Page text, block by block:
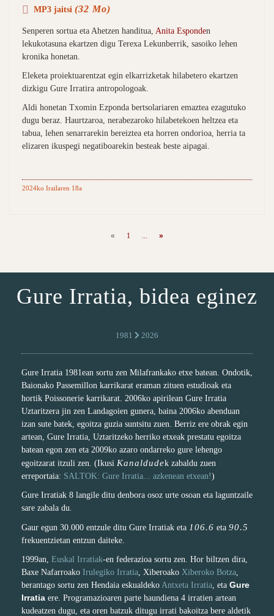
MP3 jaitsi (32 Mo)
Senperen sortua eta Ahetzen handitua, Anita Esponden
lekukotasuna ekartzen digu Terexa Lekunberrik, sasoiko lehen
kronika honetan.
Eleketa proiektuarentzat egin elkarrizketak hilabetero ekartzen
dizkigu Gure Irratira antropologoak.
Aldi honetan Txomin Ezponda bertsolariaren emaztea ezagutuko
dugu beraz. Haurtzaroa, nerabezaroko hilabetekoen heltzea eta
tabua, lehen senarrarekin bereiztea eta horren ondorioa, herria ta
elizaren ikuspegi negatiboarekin besteak beste aipagai.
2024ko Irailaren 18a
« 1 »
Gure Irratia, bidea eginez
1981 2026
Gure Irratia 1981ean sortu zen Milafrankako etxe batean. Ondotik,
Baionako Passemillon karrikarat eraman zituen estudioak eta
hortik Poissonerie karrikarat. 2006ko apirilean Gure Irratia
Uztaritzera jin zen Landagoien gunera, baina 2006ko abenduan
izan sute batek, egoitza guzia suntsitu zuen. Berriz ere obrak egin
artean, Gure Irratia, Uztaritzeko herriko etxeak prestatu egoitza
batean egon zen eta 2009ko azaro ondarreko gure lehengo
egoitzarat itzuli zen. (Ikusi Kanaldudek zabaldu zuen
erreportaia: SALTOK: Gure Irratia... azkenean etxean!)
Gure Irratiak 8 langile ditu denbora osoz urte osoan eta laguntzaile
sare zabala du.
Gaur egun 30.000 entzule ditu Gure Irratiak eta 106.6 eta 90.5
frekuentzietan entzun daiteke.
1999an, Euskal Irratiak-en federazioa sortu zen. Hor biltzen dira,
Baxe Nafarroako Irulegiko Irratia , Xiberoako Xiberoko Botza
berantago sortu zen Hendaia eskualdeko Antxeta Irratia , eta Gure
Irratia ere. Programazioaren parte haundiena 4 irratien artean
kudeatzen dugu, eta oren batzuk ditugu irrati bakoitza bere aldetik